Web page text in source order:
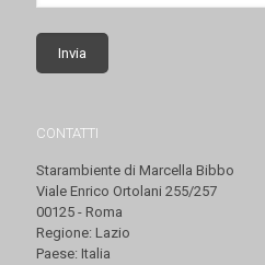
CONTATTI
Starambiente di Marcella Bibbo
Viale Enrico Ortolani 255/257
00125 - Roma
Regione: Lazio
Paese: Italia